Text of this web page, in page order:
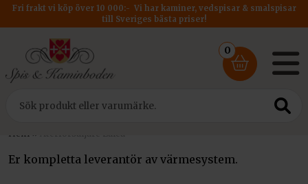
Fri frakt vi köp över 10 000:- Vi har kaminer, vedspisar & smalspisar
till Sveriges bästa priser!
0
Hem »
Er kompletta leverantör av värmesystem.